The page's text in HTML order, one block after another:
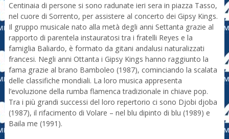
Centinaia di persone si sono radunate ieri sera in piazza Tasso,
nel cuore di Sorrento, per assistere al concerto dei Gipsy Kings.
Il gruppo musicale nato alla metà degli anni Settanta grazie al
rapporto di parentela instauratosi tra i fratelli Reyes e la
famiglia Baliardo, è formato da gitani andalusi naturalizzati
francesi. Negli anni Ottanta i Gipsy Kings hanno raggiunto la
fama grazie al brano Bamboleo (1987), cominciando la scalata
delle classifiche mondiali. La loro musica appresenta
l’evoluzione della rumba flamenca tradizionale in chiave pop.
Tra i più grandi successi del loro repertorio ci sono Djobi djoba
(1987), il rifacimento di Volare – nel blu dipinto di blu (1989) e
Baila me (1991).